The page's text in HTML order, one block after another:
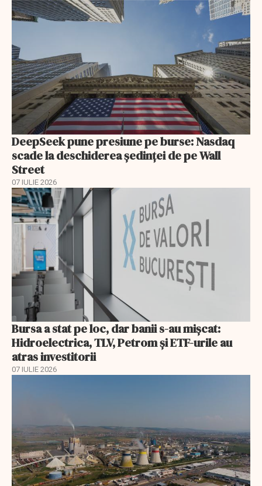
DeepSeek pune presiune pe burse: Nasdaq
scade la deschiderea ședinței de pe Wall
Street
07 IULIE 2026
Bursa a stat pe loc, dar banii s-au mișcat:
Hidroelectrica, TLV, Petrom și ETF-urile au
atras investitorii
07 IULIE 2026